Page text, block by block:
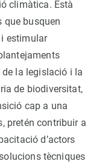
climàtica. Està
que busquen
i estimular
la legislació i la
de biodiversitat,
cap a una
pretén contribuir a
d’actors
tècniques